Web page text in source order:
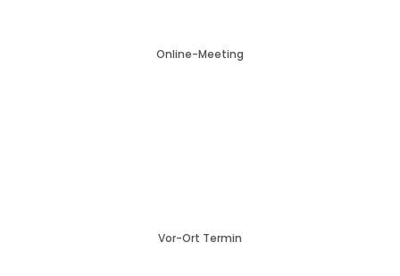
Online-Meeting
Vor-Ort Termin